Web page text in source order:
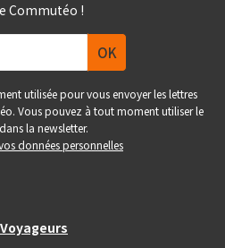
Commutéo !
utilisée pour vous envoyer les lettres
Vous pouvez à tout moment utiliser le
la newsletter.
données personnelles